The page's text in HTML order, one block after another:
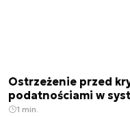
Ostrzeżenie przed
podatnościami w
1 min.